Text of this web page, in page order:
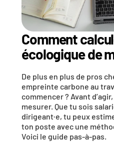
Comment
écologique de
De plus en plus de pros
empreinte carbone au
commencer ? Avant
mesurer. Que tu sois
dirigeant·e, tu peux
ton poste avec une
Voici le guide pas-à-pas.